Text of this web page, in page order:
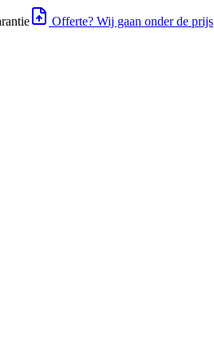
Offerte? Wij gaan onder de prijs